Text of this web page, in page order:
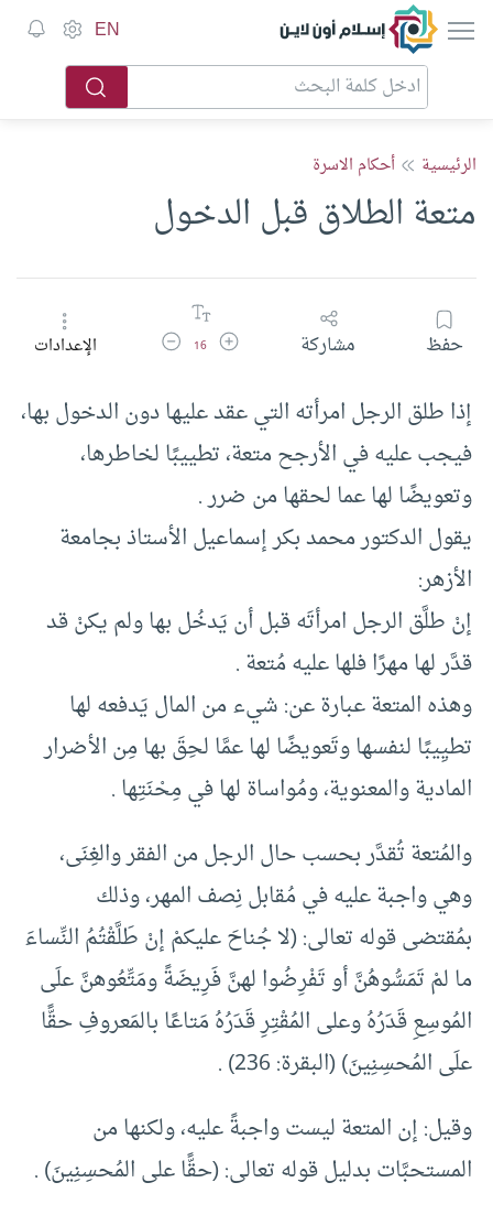
إسلام أون لاين EN
الرئيسية أحكام الاسرة
متعة الطلاق قبل الدخول
حفظ مشاركة زيادة حجم الخط
16 تقليل حجم الخطالإعدادات
إذا طلق الرجل امرأته التي عقد عليها دون الدخول بها،
فيجب عليه في الأرجح متعة، تطييبًا لخاطرها،
وتعويضًا لها عما لحقها من ضرر .
يقول الدكتور محمد بكر إسماعيل الأستاذ بجامعة
الأزهر:
إنْ طلَّق الرجل امرأتَه قبل أن يَدخُل بها ولم يكنْ قد
قدَّر لها مهرًا فلها عليه مُتعة .
وهذه المتعة عبارة عن: شيء من المال يَدفعه لها
تطيِيبًا لنفسها وتَعويضًا لها عمَّا لحِقَ بها مِن الأضرار
المادية والمعنوية، ومُواساة لها في مِحْنَتِها .
والمُتعة تُقدَّر بحسب حال الرجل من الفقر والغِنَى،
وهي واجبة عليه في مُقابل نِصف المهر، وذلك
بمُقتضى قوله تعالى: (لا جُناحَ عليكمْ إنْ طَلَّقْتُمُ النِّساءَ
ما لمْ تَمَسُّوهُنَّ أو تَفْرِضُوا لهنَّ فَرِيضَةً ومَتِّعُوهنَّ علَى
المُوسِعِ قَدَرُهُ وعلى المُقْتِرِ قَدَرُهُ مَتاعًا بالمَعروفِ حقًّا
علَى المُحسِنِينَ) (البقرة: 236) .
وقيل: إن المتعة ليست واجبةً عليه، ولكنها من
المستحبَّات بدليل قوله تعالى: (حقًّا على المُحسِنِينَ) .